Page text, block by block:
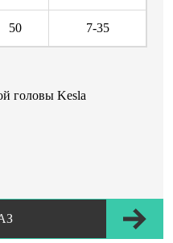
50 7-35
головы Kesla